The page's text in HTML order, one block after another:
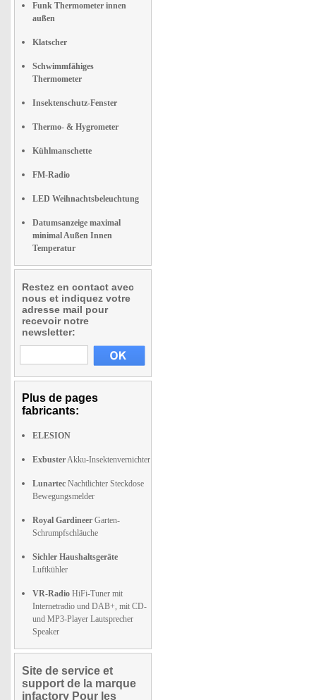
Funk Thermometer innen
außen
Klatscher
Schwimmfähiges
Thermometer
Insektenschutz-Fenster
Thermo- & Hygrometer
Kühlmanschette
FM-Radio
LED Weihnachtsbeleuchtung
Datumsanzeige maximal
minimal Außen Innen
Temperatur
Restez en contact avec
nous et indiquez votre
adresse mail pour
recevoir notre
newsletter:
Plus de pages
fabricants:
ELESION
ExbusterAkku-Insektenvernichter
Lunartec Nachtlichter Steckdose
Bewegungsmelder
Royal Gardineer Garten-
Schrumpfschläuche
Sichler Haushaltsgeräte
Luftkühler
VR-Radio HiFi-Tuner mit
Internetradio und DAB+, mit CD-
und MP3-Player Lautsprecher
Speaker
Site de service et
support de la marque
infactory Pour les